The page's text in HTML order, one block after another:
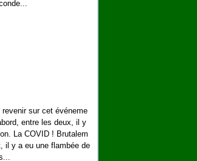
sur cet événeme
entre les deux, il y
La COVID ! Brutalem
il y a eu une flambée de